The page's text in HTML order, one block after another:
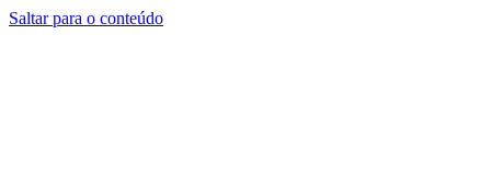
Saltar para o conteúdo